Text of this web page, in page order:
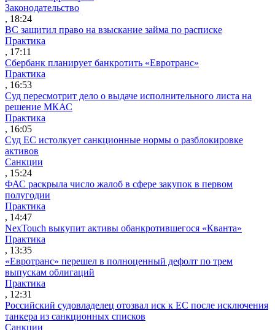
Законодательство
, 18:24
ВС защитил право на взыскание займа по расписке
Практика
, 17:11
Сбербанк планирует банкротить «Евротранс»
Практика
, 16:53
Суд пересмотрит дело о выдаче исполнительного листа на
решение МКАС
Практика
, 16:05
Суд ЕС истолкует санкционные нормы о разблокировке
активов
Санкции
, 15:24
ФАС раскрыла число жалоб в сфере закупок в первом
полугодии
Практика
, 14:47
NexTouch выкупит активы обанкротившегося «Кванта»
Практика
, 13:35
«Евротранс» перешел в полноценный дефолт по трем
выпускам облигаций
Практика
, 12:31
Российский судовладелец отозвал иск к ЕС после исключения
танкера из санкционных списков
Санкции